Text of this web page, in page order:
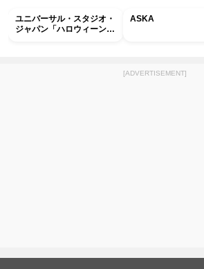
ユニバーサル・スタジオ・
ジャパン「ハロウィーン・
ASKA
[ADVERTISEMENT]